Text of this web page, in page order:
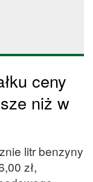
ceny
niż w
litr benzyny
zł,